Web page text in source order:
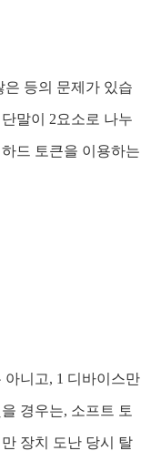
등의 문제가 있습
말이 2요소로 나누
드 토큰을 이용하는
니고, 1 디바이스만
경우는, 소프트 토
장치 도난 당시 탈